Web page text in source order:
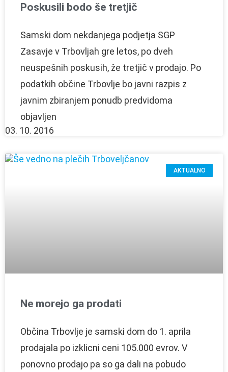
Poskusili bodo še tretjič
Samski dom nekdanjega podjetja SGP
Zasavje v Trbovljah gre letos, po dveh
neuspešnih poskusih, že tretjič v prodajo. Po
podatkih občine Trbovlje bo javni razpis z
javnim zbiranjem ponudb predvidoma
objavljen
03. 10. 2016
AKTUALNO
Ne morejo ga prodati
Občina Trbovlje je samski dom do 1. aprila
prodajala po izklicni ceni 105.000 evrov. V
ponovno prodajo pa so ga dali na pobudo